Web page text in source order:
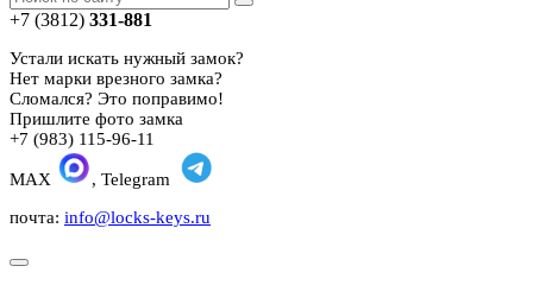
+7 (3812) 331-881
Устали искать нужный замок?
Нет марки врезного замка?
Сломался? Это поправимо!
Пришлите фото замка
+7 (983) 115-96-11
MAX
, Telegram
почта: info@locks-keys.ru